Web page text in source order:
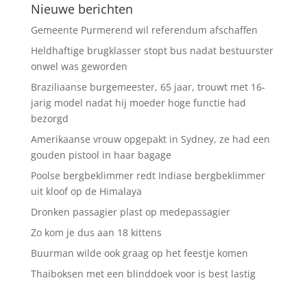
Nieuwe berichten
Gemeente Purmerend wil referendum afschaffen
Heldhaftige brugklasser stopt bus nadat bestuurster
onwel was geworden
Braziliaanse burgemeester, 65 jaar, trouwt met 16-
jarig model nadat hij moeder hoge functie had
bezorgd
Amerikaanse vrouw opgepakt in Sydney, ze had een
gouden pistool in haar bagage
Poolse bergbeklimmer redt Indiase bergbeklimmer
uit kloof op de Himalaya
Dronken passagier plast op medepassagier
Zo kom je dus aan 18 kittens
Buurman wilde ook graag op het feestje komen
Thaiboksen met een blinddoek voor is best lastig